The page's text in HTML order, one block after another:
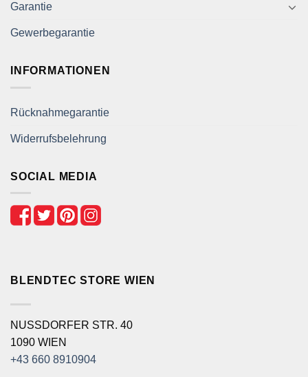
Garantie
Gewerbegarantie
INFORMATIONEN
Rücknahmegarantie
Widerrufsbelehrung
SOCIAL MEDIA
BLENDTEC STORE WIEN
NUSSDORFER STR. 40
1090 WIEN
+43 660 8910904